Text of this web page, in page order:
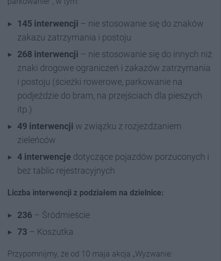
145 interwencji – nie stosowanie się do znaków
zakazu zatrzymania i postoju
268 interwencji – nie stosowanie się do innych niż
znaki drogowe ograniczeń i zakazów zatrzymania
i postoju (ścieżki rowerowe, parkowanie na
podjeździe do bram, na przejściach dla pieszych
itp.)
49 interwencji w związku z rozjeżdżaniem
zieleńców
4 interwencje dotyczące pojazdów porzuconych i
bez tablic rejestracyjnych
Liczba interwencji z podziałem na dzielnice:
236 – Śródmieście
73 – Koszutka
Przypomnijmy, że od 10 maja akcja „Wyzwanie: